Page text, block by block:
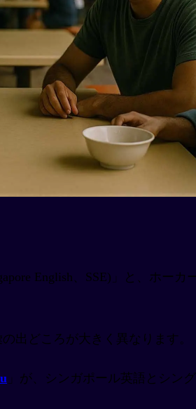
English、SSE)」と、ホー
出どころが大きく異なります。
」が、シンガポール英語とシン